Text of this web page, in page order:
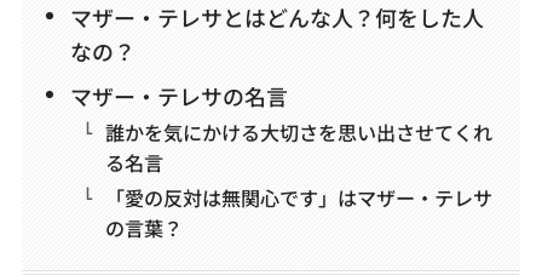
マザー・テレサとはどんな人？何をした人
なの？
マザー・テレサの名言
誰かを気にかける大切さを思い出させてくれ
る名言
「愛の反対は無関心です」はマザー・テレサ
の言葉？